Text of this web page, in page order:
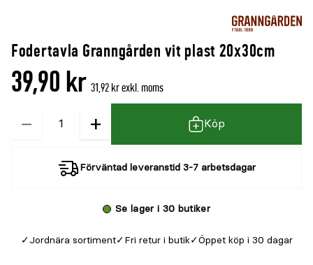
Fodertavla Granngården vit plast 20x30cm
39,90 kr 31,92 kr exkl. moms
−
Kvantitet + Köp
Förväntad leveranstid 3-7 arbetsdagar
Se lager i 30 butiker
Jordnära sortiment Fri retur i butik Öppet köp i 30 dagar